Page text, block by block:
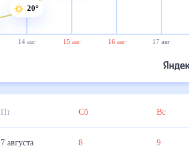
14 авг 15 авг 16 авг 17 авг
20°
Пт Сб Вс
7 августа 8 9